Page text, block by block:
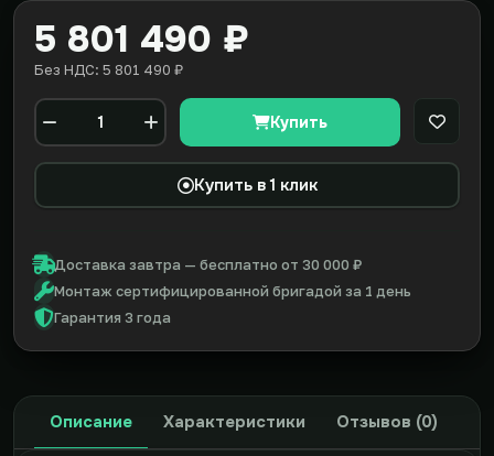
5 801 490 ₽
Без НДС: 5 801 490 ₽
Количество
Купить В
Купить в 1 клик
Доставка завтра — бесплатно от 30 000 ₽
Монтаж сертифицированной бригадой за 1 день
Гарантия 3 года
Описание Характеристики Отзывов (0)